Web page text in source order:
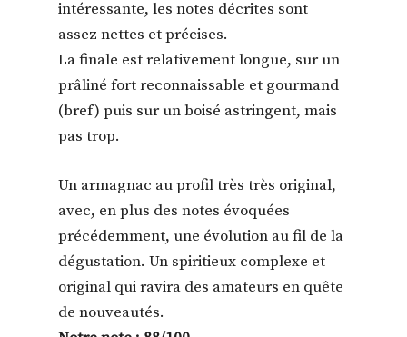
intéressante, les notes décrites sont
assez nettes et précises.
La finale est relativement longue, sur un
prâliné fort reconnaissable et gourmand
(bref) puis sur un boisé astringent, mais
pas trop.
Un armagnac au profil très très original,
avec, en plus des notes évoquées
précédemment, une évolution au fil de la
dégustation. Un spiritieux complexe et
original qui ravira des amateurs en quête
de nouveautés.